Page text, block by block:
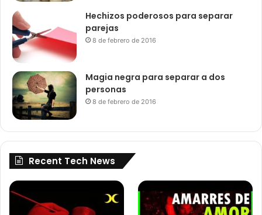
Hechizos poderosos para separar
parejas
8 de febrero de 2016
Magia negra para separar a dos
personas
8 de febrero de 2016
Recent Tech News